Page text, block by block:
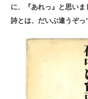
に、『あれっ』と思い
詩とは、だいぶ違うぞっ